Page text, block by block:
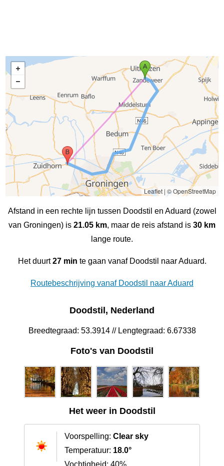
Leaflet| © OpenStreetMap
Afstand in een rechte lijn tussen Doodstil en Aduard (zowel
van Groningen) is 21.05 km, maar de reis afstand is 30 km
lange route.
Het duurt27 min te gaan vanaf Doodstil naar Aduard.
Routebeschrijving vanaf Doodstil naar Aduard
Doodstil, Nederland
Breedtegraad: 53.3914 // Lengtegraad: 6.67338
Foto's van Doodstil
Het weer in Doodstil
Voorspelling: Clear sky
Temperatuur: 18.0°